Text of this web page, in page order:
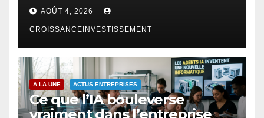
AOÛT 4, 2026
CROISSANCEINVESTISSEMENT
A LA UNE ACTUS ENTREPRISES
Ce que l’IA bouleverse
vraiment dans l’entreprise